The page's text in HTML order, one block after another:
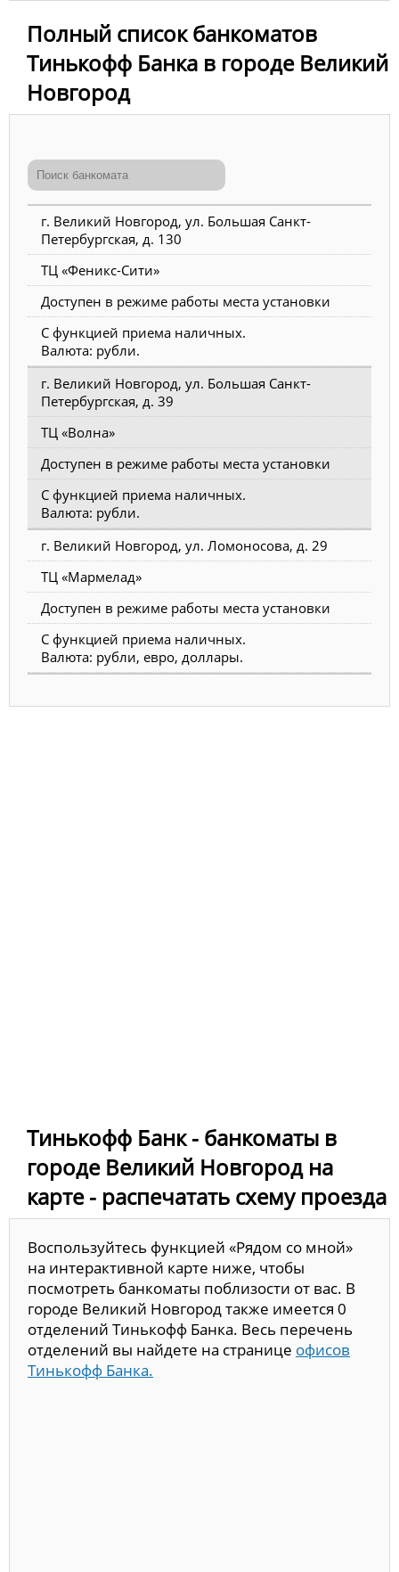
Полный список банкоматов
Тинькофф Банка в городе Великий
Новгород
г. Великий Новгород, ул. Большая Санкт-
Петербургская, д. 130
ТЦ «Феникс-Сити»
Доступен в режиме работы места установки
С функцией приема наличных.
Валюта: рубли.
г. Великий Новгород, ул. Большая Санкт-
Петербургская, д. 39
ТЦ «Волна»
Доступен в режиме работы места установки
С функцией приема наличных.
Валюта: рубли.
г. Великий Новгород, ул. Ломоносова, д. 29
ТЦ «Мармелад»
Доступен в режиме работы места установки
С функцией приема наличных.
Валюта: рубли, евро, доллары.
Тинькофф Банк - банкоматы в
городе Великий Новгород на
карте - распечатать схему проезда
Воспользуйтесь функцией «Рядом со мной»
на интерактивной карте ниже, чтобы
посмотреть банкоматы поблизости от вас. В
городе Великий Новгород также имеется 0
отделений Тинькофф Банка. Весь перечень
отделений вы найдете на странице офисов
Тинькофф Банка.